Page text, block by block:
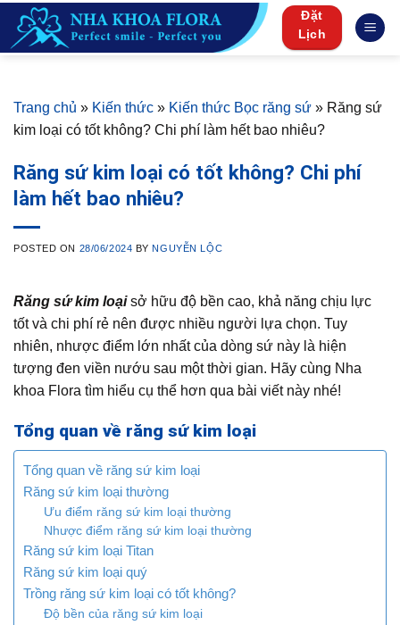
content
Đặt
Lịch
Trang chủ » Kiến thức » Kiến thức Bọc răng sứ » Răng sứ
kim loại có tốt không? Chi phí làm hết bao nhiêu?
Răng sứ kim loại có tốt không? Chi phí
làm hết bao nhiêu?
POSTED ON 28/06/2024 BYNGUYỄN LỘC
Răng sứ kim loạisở hữu độ bền cao, khả năng chịu lực
tốt và chi phí rẻ nên được nhiều người lựa chọn. Tuy
nhiên, nhược điểm lớn nhất của dòng sứ này là hiện
tượng đen viền nướu sau một thời gian. Hãy cùng Nha
khoa Flora tìm hiểu cụ thể hơn qua bài viết này nhé!
Tổng quan về răng sứ kim loại
Tổng quan về răng sứ kim loại
Răng sứ kim loại thường
Ưu điểm răng sứ kim loại thường
Nhược điểm răng sứ kim loại thường
Răng sứ kim loại Titan
Răng sứ kim loại quý
Trồng răng sứ kim loại có tốt không?
Độ bền của răng sứ kim loại